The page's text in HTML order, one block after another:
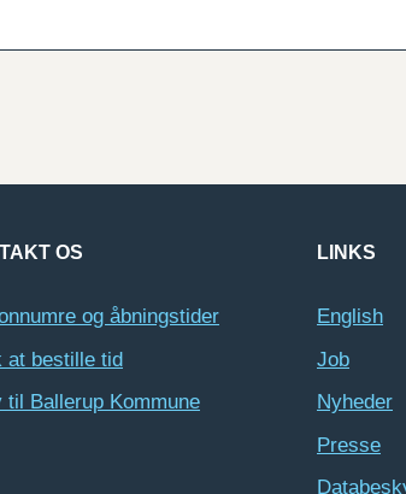
OS
og åbningstider
at bestille tid
til Ballerup Kommune
LINKS
English
Job
Nyheder
Presse